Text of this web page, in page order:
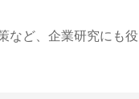
など、企業研究にも役